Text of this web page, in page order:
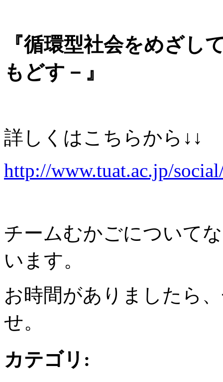
『循環型社会をめざし
もどす－』
詳しくはこちらから↓↓
http://www.tuat.ac.jp/
チームむかごについて
います。
お時間がありましたら
せ。
カテゴリ :